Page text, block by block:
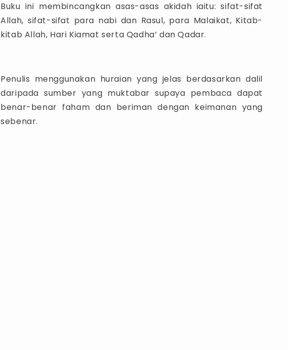
Buku ini membincangkan asas-asas akidah iaitu: sifat-sifat
Allah, sifat-sifat para nabi dan Rasul, para Malaikat, Kitab-
kitab Allah, Hari Kiamat serta Qadha’ dan Qadar.
Penulis menggunakan huraian yang jelas berdasarkan dalil
daripada sumber yang muktabar supaya pembaca dapat
benar-benar faham dan beriman dengan keimanan yang
sebenar.